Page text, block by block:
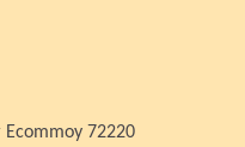
72220